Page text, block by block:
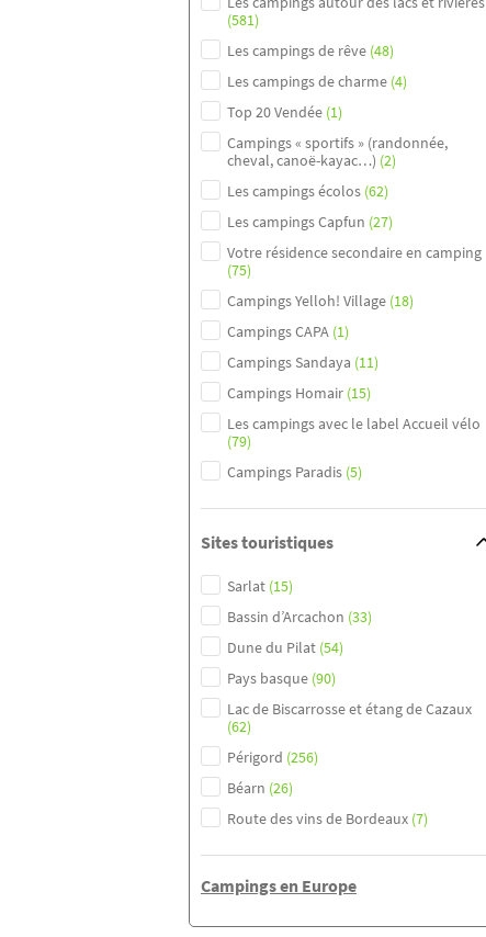
(581)
Les campings de rêve (48)
Les campings de charme (4)
Top 20 Vendée (1)
Campings « sportifs » (randonnée,
cheval, canoë-kayac…) (2)
Les campings écolos (62)
Les campings Capfun (27)
Votre résidence secondaire en camping
(75)
Campings Yelloh! Village (18)
Campings CAPA (1)
Campings Sandaya (11)
Campings Homair (15)
Les campings avec le label Accueil vélo
(79)
Campings Paradis (5)
Sites touristiques
Sarlat (15)
Bassin d’Arcachon (33)
Dune du Pilat (54)
Pays basque (90)
Lac de Biscarrosse et étang de Cazaux
(62)
Périgord (256)
Béarn (26)
Route des vins de Bordeaux (7)
Campings en Europe